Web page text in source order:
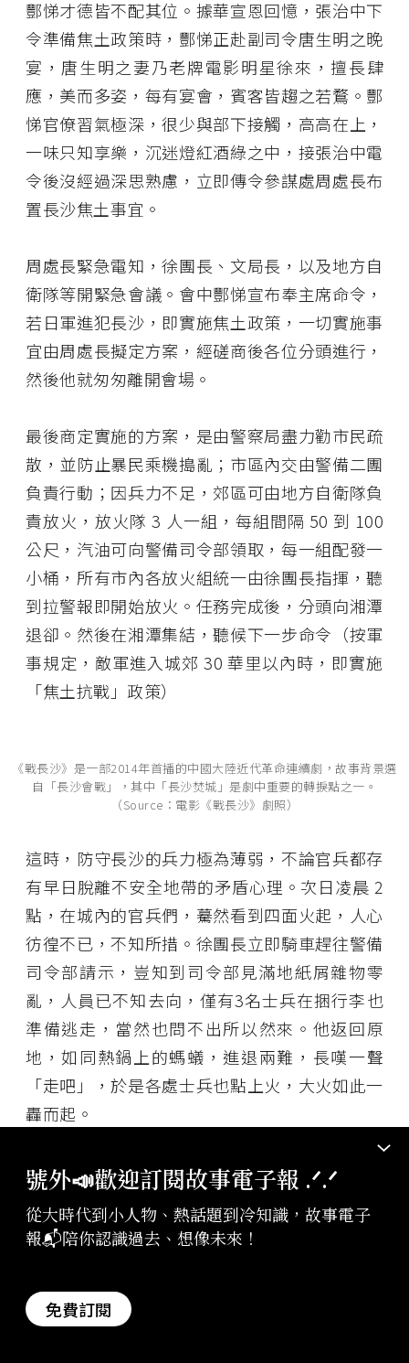
酆悌才德皆不配其位。據華宣恩回憶，張治中下
令準備焦土政策時，酆悌正赴副司令唐生明之晚
宴，唐生明之妻乃老牌電影明星徐來，擅長肆
應，美而多姿，每有宴會，賓客皆趨之若鶩。酆
悌官僚習氣極深，很少與部下接觸，高高在上，
一味只知享樂，沉迷燈紅酒綠之中，接張治中電
令後沒經過深思熟慮，立即傳令參謀處周處長布
置長沙焦土事宜。
周處長緊急電知，徐團長、文局長，以及地方自
衛隊等開緊急會議。會中酆悌宣布奉主席命令，
若日軍進犯長沙，即實施焦土政策，一切實施事
宜由周處長擬定方案，經磋商後各位分頭進行，
然後他就匆匆離開會場。
最後商定實施的方案，是由警察局盡力勸市民疏
散，並防止暴民乘機搗亂；市區內交由警備二團
負責行動；因兵力不足，郊區可由地方自衛隊負
責放火，放火隊 3 人一組，每組間隔 50 到 100
公尺，汽油可向警備司令部領取，每一組配發一
小桶，所有市內各放火組統一由徐團長指揮，聽
到拉警報即開始放火。任務完成後，分頭向湘潭
退卻。然後在湘潭集結，聽候下一步命令（按軍
事規定，敵軍進入城郊 30 華里以內時，即實施
「焦土抗戰」政策）
《戰長沙》是一部2014年首播的中國大陸近代革命連續劇，故事背景選
自「長沙會戰」，其中「長沙焚城」是劇中重要的轉捩點之一。
（Source：電影《戰長沙》劇照）
這時，防守長沙的兵力極為薄弱，不論官兵都存
有早日脫離不安全地帶的矛盾心理。次日凌晨 2
點，在城內的官兵們，驀然看到四面火起，人心
彷徨不已，不知所措。徐團長立即騎車趕往警備
司令部請示，豈知到司令部見滿地紙屑雜物零
亂，人員已不知去向，僅有3名士兵在捆行李也
準備逃走，當然也問不出所以然來。他返回原
地，如同熱鍋上的螞蟻，進退兩難，長嘆一聲
「走吧」，於是各處士兵也點上火，大火如此一
轟而起。
為了逃避大火，華宣恩等隨著人群往湘潭公路撤
退，當時的場景宛如人間地獄：
在路旁，大小汽車皆被推倒在兩旁田中，失散人
群小孩哭著喊爹娘，爹娘聲嘶力竭呼喊兒女，沿
號外📣歡迎訂閱故事電子報 .ᐟ‪‪.ᐟ
從大時代到小人物、熱話題到冷知識，故事電子
報📬陪你認識過去、想像未來！
免費訂閱